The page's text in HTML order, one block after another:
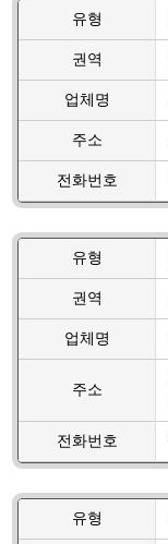
유형
권역
업체명
주소
전화번호
유형
권역
업체명
주소
전화번호
유형